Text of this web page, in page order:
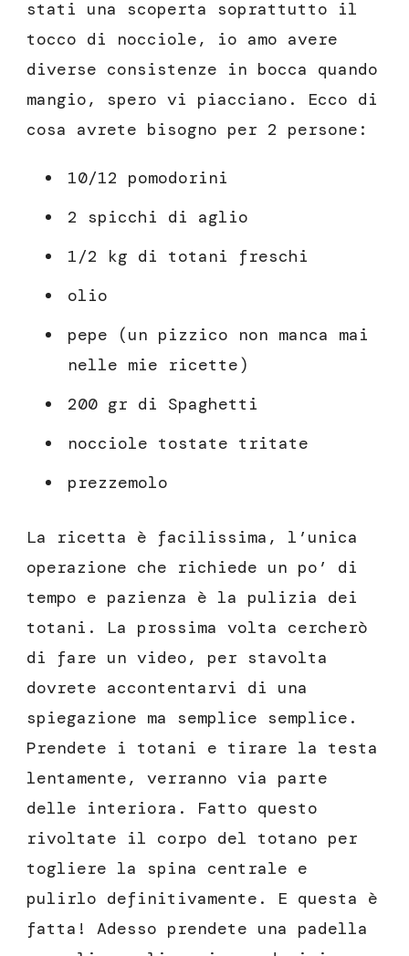
stati una scoperta soprattutto il
tocco di nocciole, io amo avere
diverse consistenze in bocca quando
mangio, spero vi piacciano. Ecco di
cosa avrete bisogno per 2 persone:
10/12 pomodorini
2 spicchi di aglio
1/2 kg di totani freschi
olio
pepe (un pizzico non manca mai
nelle mie ricette)
200 gr di Spaghetti
nocciole tostate tritate
prezzemolo
La ricetta è facilissima, l’unica
operazione che richiede un po’ di
tempo e pazienza è la pulizia dei
totani. La prossima volta cercherò
di fare un video, per stavolta
dovrete accontentarvi di una
spiegazione ma semplice semplice.
Prendete i totani e tirare la testa
lentamente, verranno via parte
delle interiora. Fatto questo
rivoltate il corpo del totano per
togliere la spina centrale e
pulirlo definitivamente. E questa è
fatta! Adesso prendete una padella